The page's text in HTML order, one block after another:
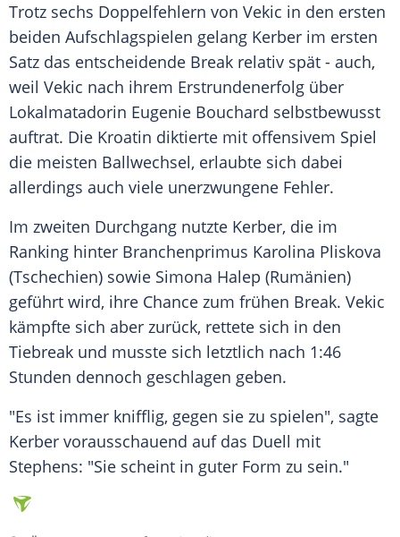
Trotz sechs Doppelfehlern von Vekic in den ersten
beiden Aufschlagspielen gelang Kerber im ersten
Satz das entscheidende Break relativ spät - auch,
weil Vekic nach ihrem Erstrundenerfolg über
Lokalmatadorin Eugenie Bouchard selbstbewusst
auftrat. Die Kroatin diktierte mit offensivem Spiel
die meisten Ballwechsel, erlaubte sich dabei
allerdings auch viele unerzwungene Fehler.
Im zweiten Durchgang nutzte Kerber, die im
Ranking hinter Branchenprimus Karolina Pliskova
(Tschechien) sowie Simona Halep (Rumänien)
geführt wird, ihre Chance zum frühen Break. Vekic
kämpfte sich aber zurück, rettete sich in den
Tiebreak und musste sich letztlich nach 1:46
Stunden dennoch geschlagen geben.
"Es ist immer knifflig, gegen sie zu spielen", sagte
Kerber vorausschauend auf das Duell mit
Stephens: "Sie scheint in guter Form zu sein."